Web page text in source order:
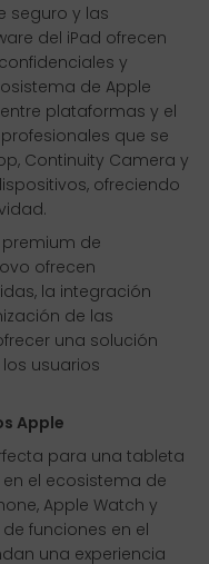
seguro y las
del iPad ofrecen
y
de Apple
plataformas y el
que se
Continuity Camera y
ofreciendo
de
ofrecen
la integración
de las
una solución
usuarios
Apple
para una tableta
el ecosistema de
Apple Watch y
funciones en el
una experiencia